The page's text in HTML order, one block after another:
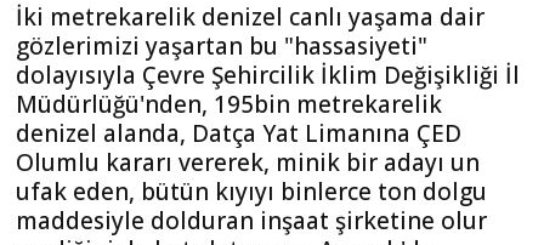
İki metrekarelik denizel canlı yaşama dair
gözlerimizi yaşartan bu "hassasiyeti"
dolayısıyla Çevre Şehircilik İklim Değişikliği İl
Müdürlüğü'nden, 195bin metrekarelik
denizel alanda, Datça Yat Limanına ÇED
Olumlu kararı vererek, minik bir adayı un
ufak eden, bütün kıyıyı binlerce ton dolgu
maddesiyle dolduran inşaat şirketine olur